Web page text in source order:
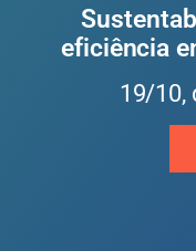
eficiência
19/10,